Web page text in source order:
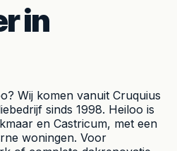
in
Wij komen vanuit Cruquius
sinds 1998. Heiloo is
en Castricum, met een
woningen. Voor